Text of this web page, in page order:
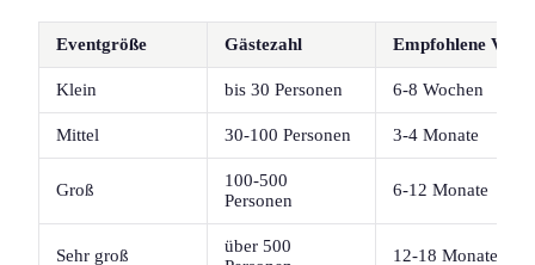
Eventgröße Gästezahl Empfohlene
Klein bis 30 Personen 6-8 Wochen
Mittel 30-100 Personen 3-4 Monate
Groß
100-500
Personen
6-12 Monate
Sehr groß
über 500
12-18 Monate